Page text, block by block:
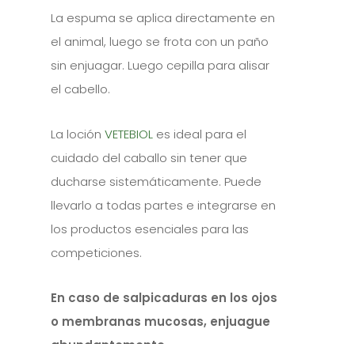
La espuma se aplica directamente en
el animal, luego se frota con un paño
sin enjuagar. Luego cepilla para alisar
el cabello.
La lociónVETEBIOL es ideal para el
cuidado del caballo sin tener que
ducharse sistemáticamente. Puede
llevarlo a todas partes e integrarse en
los productos esenciales para las
competiciones.
En caso de salpicaduras en los ojos
o membranas mucosas, enjuague